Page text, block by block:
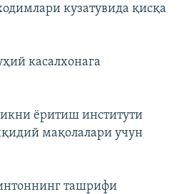
кузатувида қисқа
касалхонага
ёритиш институти
мақолалари учун
ташрифи